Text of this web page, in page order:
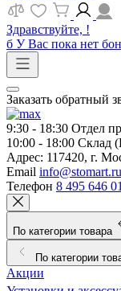
Здравствуйте, !
б У Вас пока нет
Заказать обратный
9:30 - 18:30 Отдел
10:00 - 18:00 Склад
Адрес: 117420, г.
Email info@stomart.ru
Телефон 8 495 646
По категории товара
По категории
Акции